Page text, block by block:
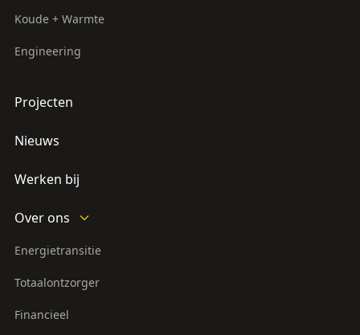
Koude + Warmte
Engineering
Projecten
Nieuws
Werken bij
Over ons
Energietransitie
Totaalontzorger
Financieel